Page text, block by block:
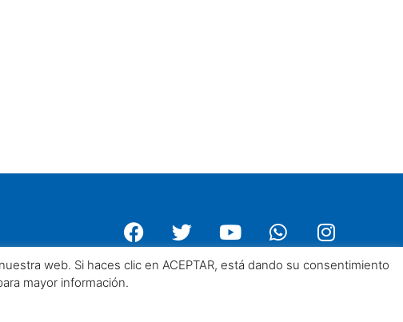
web. Si haces clic en ACEPTAR, está dando su consentimiento
mayor información.